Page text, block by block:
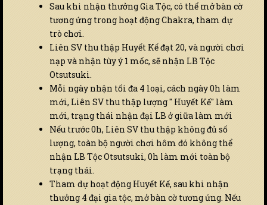
Sau khi nhận thưởng Gia Tộc, có thể mở bàn cờ
tương ứng trong hoạt động Chakra, tham dự
trò chơi.
Liên SV thu thập Huyết Kế đạt 20, và người chơi
nạp và nhận tùy ý 1 mốc, sẽ nhận LB Tộc
Otsutsuki.
Mỗi ngày nhận tối đa 4 loại, cách ngày 0h làm
mới, Liên SV thu thập lượng " Huyết Kế" làm
mới, trạng thái nhận đại LB ở giữa làm mới
Nếu trước 0h, Liên SV thu thập không đủ số
lượng, toàn bộ người chơi hôm đó không thể
nhận LB Tộc Otsutsuki, 0h làm mới toàn bộ
trạng thái.
Tham dự hoạt động Huyết Kế, sau khi nhận
thưởng 4 đại gia tộc, mở bàn cờ tương ứng. Nếu